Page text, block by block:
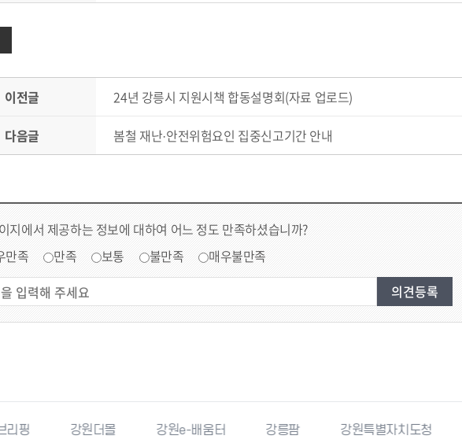
이전글 24년 강릉시 지원시책 합동설명회(자료 업로드)
다음글 봄철 재난·안전위험요인 집중신고기간 안내
지에서 제공하는 정보에 대하여 어느 정도 만족하셨습니까?
만족
만족 보통 불만족 매우불만족
강원e-배움터 강릉팜 강원특별자치도청 강릉미래인재육성